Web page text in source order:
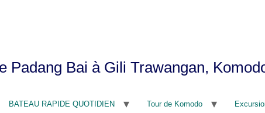
Padang Bai à Gili Trawangan,
BATEAU RAPIDE QUOTIDIEN Tour de Komodo